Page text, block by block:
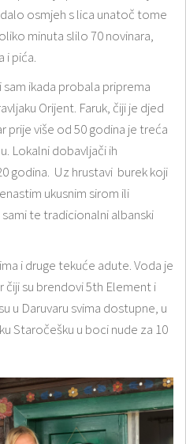
osmjeh s lica unatoč tome
minuta slilo 70 novinara,
i pića.
ikada probala priprema
Orijent. Faruk, čiji je djed
prije više od 50 godina je treća
Lokalni dobavljači ih
godina. Uz hrustavi burek koji
ukusnim sirom ili
te tradicionalni albanski
i druge tekuće adute. Voda je
čiji su brendovi 5th Element i
u Daruvaru svima dostupne, u
Staročešku u boci nude za 10